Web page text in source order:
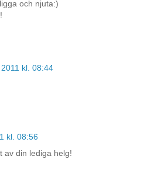
och njuta:)
kl. 08:44
kl. 08:56
av din lediga helg!